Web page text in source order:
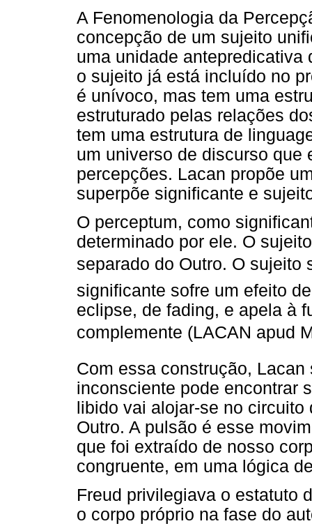
A Fenomenologia da
concepção de um sujeito
uma unidade antepredicativa
o sujeito já está incluído no
é unívoco, mas tem uma
estruturado pelas relações
tem uma estrutura de
um universo de discurso que
percepções. Lacan propõe
superpõe significante e
O perceptum, como
determinado por ele. O
separado do Outro. O
significante sofre um efeito
eclipse, de fading, e apela à
complemente (LACAN apud
Com essa construção,
inconsciente pode encontrar
libido vai alojar-se no
Outro. A pulsão é esse
que foi extraído de nosso
congruente, em uma lógica
Freud privilegiava o estatuto
o corpo próprio na fase do